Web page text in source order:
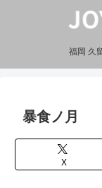
福岡 久
暴食ノ月
X